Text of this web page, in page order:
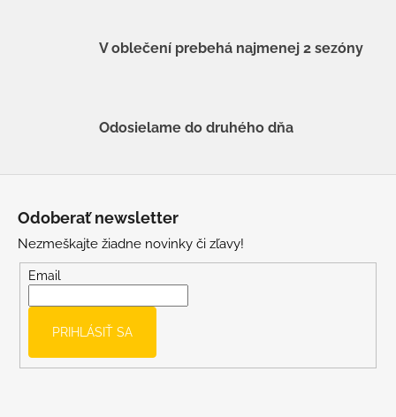
V oblečení prebehá najmenej 2 sezóny
Odosielame do druhého dňa
Odoberať newsletter
Nezmeškajte žiadne novinky či zľavy!
Email
PRIHLÁSIŤ SA